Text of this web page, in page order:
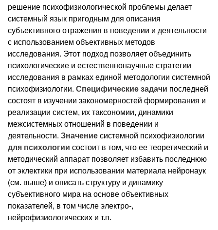
решение психофизиологической проблемы делает
системный язык пригодным для описания
субъективного отражения в поведении и деятельности
с использованием объективных методов
исследования. Этот подход позволяет объединить
психологические и естественнонаучные стратегии
исследования в рамках единой методологии системной
психофизиологии. Специфические задачи последней
состоят в изучении закономерностей формирования и
реализации систем, их таксономии, динамики
межсистемных отношений в поведении и
деятельности. Значение системной психофизиологии
для психологии состоит в том, что ее теоретический и
методический аппарат позволяет избавить последнюю
от эклектики при использовании материала нейронаук
(см. выше) и описать структуру и динамику
субъективного мира на основе объективных
показателей, в том числе электро-,
нейрофизиологических и т.п.